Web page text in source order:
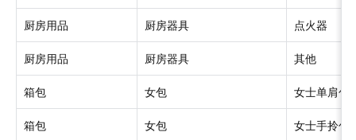
厨房用品 厨房器具 点火器
厨房用品 厨房器具 其他
箱包 女包 女士单肩包
箱包 女包 女士手拎包